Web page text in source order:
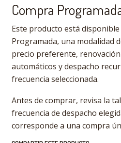
Compra
Este producto está
Programada, una modalidad
precio preferente,
automáticos y despacho
frecuencia seleccionada.
Antes de comprar, revisa la
frecuencia de despacho
corresponde a una compra